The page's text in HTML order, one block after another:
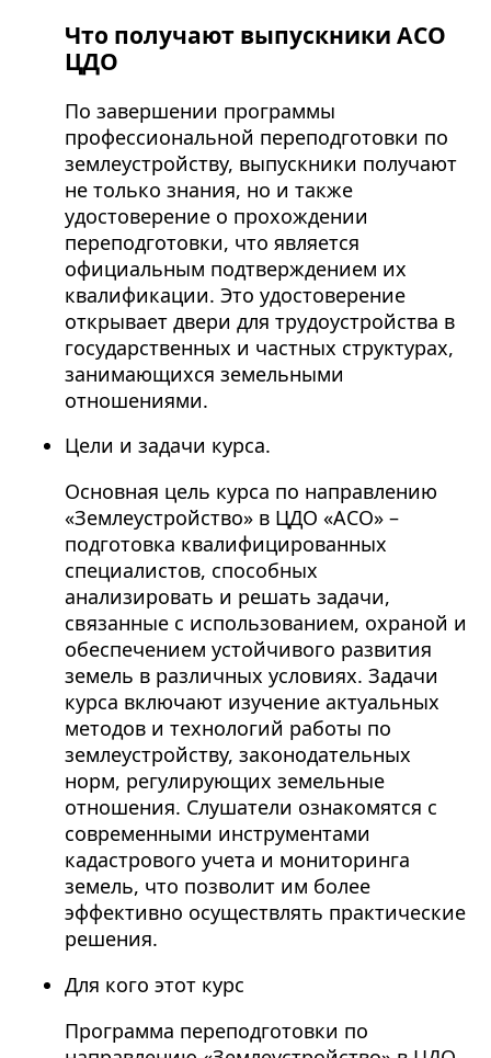
Что получают выпускники АСО
ЦДО
По завершении программы
профессиональной переподготовки по
землеустройству, выпускники получают
не только знания, но и также
удостоверение о прохождении
переподготовки, что является
официальным подтверждением их
квалификации. Это удостоверение
открывает двери для трудоустройства в
государственных и частных структурах,
занимающихся земельными
отношениями.
Цели и задачи курса.
Основная цель курса по направлению
«Землеустройство» в ЦДО «АСО» –
подготовка квалифицированных
специалистов, способных
анализировать и решать задачи,
связанные с использованием, охраной и
обеспечением устойчивого развития
земель в различных условиях. Задачи
курса включают изучение актуальных
методов и технологий работы по
землеустройству, законодательных
норм, регулирующих земельные
отношения. Слушатели ознакомятся с
современными инструментами
кадастрового учета и мониторинга
земель, что позволит им более
эффективно осуществлять практические
решения.
Для кого этот курс
Программа переподготовки по